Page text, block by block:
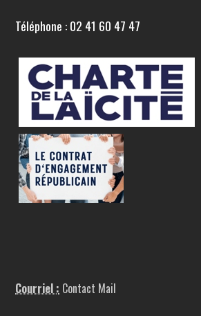
Téléphone : 02 41 60 47 47
Courriel : Contact Mail